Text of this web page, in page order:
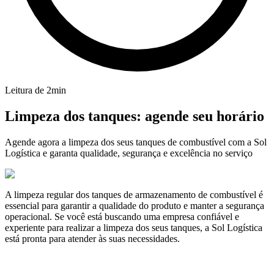
Leitura de 2min
Limpeza dos tanques: agende seu horário
Agende agora a limpeza dos seus tanques de combustível com a Sol
Logística e garanta qualidade, segurança e excelência no serviço
A limpeza regular dos tanques de armazenamento de combustível é
essencial para garantir a qualidade do produto e manter a segurança
operacional. Se você está buscando uma empresa confiável e
experiente para realizar a limpeza dos seus tanques, a Sol Logística
está pronta para atender às suas necessidades.